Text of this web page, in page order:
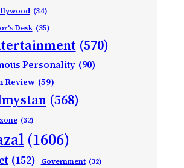
(34)
Desk (35)
(570)
Personality (90)
Review (59)
(568)
(32)
(1606)
(152) Government (32)